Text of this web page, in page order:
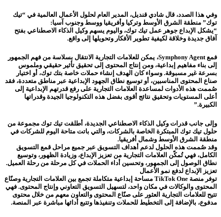
وفي هذا الصدد، قال شادي قنديل، المدير العام لحلول الأعمال العالمية في “تيك
توك” منطقة الشرق الأوسط وتركيا وأفريقيا ووسط وجنوب آسيا:
“يشكل الإبداع جوهر عمل تيك توك، واليوم يسهم وكيل الذكاء الاصطناعي بفتح
آفاق جديدة وخلاقة لكيفية تطوير الأفكار وتحويلها إلى واقع.
فمع Symphony Agent، يمكن للعلامات التجارية الانتقال بسلاسة من فهم الجمهور
إلى بناء مفاهيم إبداعية، ومن إنتاج المحتوى إلى تحقيق تأثير حقيقي وملموس
بسرعة غير مسبوقة. وسواء كان الهدف إنشاء حملات خاصة بتك توك، أو اختيار
صناع المحتوى المناسبين، أو توسيع نطاق الجهود الإبداعية عبر مناطق متعددة، فقد
صُممت هذه الأدوات لمساعدة العلامات التجارية على رفع قدرتهم الإبداعية إلى
أعلى المستويات وتحقيق نتائج أقوى بفضل هذه التكنولوجيا الجيدة وقدراتها
الكبيرة.”
وإلى جانب قدرات وكيل الذكاء الاصطناعي الجديدة، أطلقت تيك توك مجموعة من
حلول تيك توك المبتكرة الخاصة بالشركات، والتي باتت متاحة اليوم للشركات في
منطقة الشرق الأوسط وشمال أفريقيا.
وقد صُممت هذه الحلول لدعم أهداف التسويق عبر جميع مراحل قمع التسويق
الكامل، فهي تُمكّن العلامات التجارية من تعزيز الإبداع، وزيادة الظهور، وتوسيع
نطاق الوصول إلى الجمهور، وتحسين أداء الحملات في كل مرحلة من رحلة العميل.
تعزيز الإبداع لدفع نمو الأعمال
توفر منصة TikTok One مساحة إبداعية متكاملة تجمع بين العلامات التجارية وصنّاع
المحتوى والوكالات في مكان واحد، لتسهيل التسويق التعاوني وإنتاج المحتوى. فهي
تتيح للعلامات التجارية العثور على صنّاع المحتوى والتعاون معهم من خلال محتوى
مدفوع، بالإضافة إلى التخطيط للحملات وتنفيذها وتتبع أدائها مباشرة عبر المنصة.